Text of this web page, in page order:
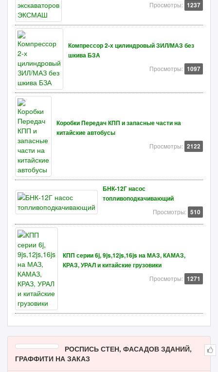
Просмотры: 1237
Компрессор 2-х цилиндровый ЗИЛ/МАЗ без
шкива БЗА
Просмотры: 1097
Коробки Передач КПП и запасные части на
китайские автобусы
Просмотры: 2122
БНК-12Г насос
топливоподкачивающий
Просмотры: 510
КПП серии 6j, 9js,12js,16js на МАЗ, КАМАЗ,
КРАЗ, УРАЛ и китайские грузовики
Просмотры: 1271
РОСПИСЬ СТЕН, ФАСАДОВ ЗДАНИЙ,
ГРАФФИТИ НА ЗАКАЗ